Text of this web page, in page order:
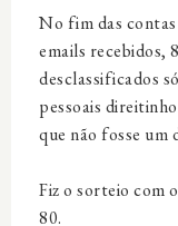
No fim das
emails recebidos,
desclassificados
pessoais
que não fosse um
Fiz o sorteio com o
80.